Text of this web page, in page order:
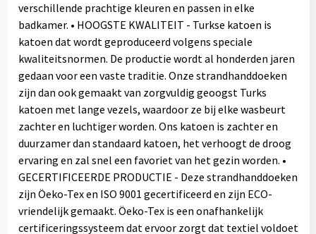
verschillende prachtige kleuren en passen in elke
badkamer. • HOOGSTE KWALITEIT - Turkse katoen is
katoen dat wordt geproduceerd volgens speciale
kwaliteitsnormen. De productie wordt al honderden jaren
gedaan voor een vaste traditie. Onze strandhanddoeken
zijn dan ook gemaakt van zorgvuldig geoogst Turks
katoen met lange vezels, waardoor ze bij elke wasbeurt
zachter en luchtiger worden. Ons katoen is zachter en
duurzamer dan standaard katoen, het verhoogt de droog
ervaring en zal snel een favoriet van het gezin worden. •
GECERTIFICEERDE PRODUCTIE - Deze strandhanddoeken
zijn Öeko-Tex en ISO 9001 gecertificeerd en zijn ECO-
vriendelijk gemaakt. Öeko-Tex is een onafhankelijk
certificeringssysteem dat ervoor zorgt dat textiel voldoet